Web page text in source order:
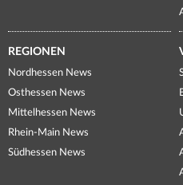
REGIONEN
Nordhessen News
Osthessen News
Mittelhessen News
Rhein-Main News
Südhessen News